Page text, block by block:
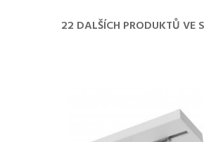
22 DALŠÍCH PRODUKTŮ VE